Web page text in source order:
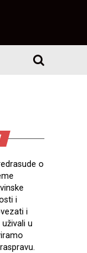
o
i
i
u